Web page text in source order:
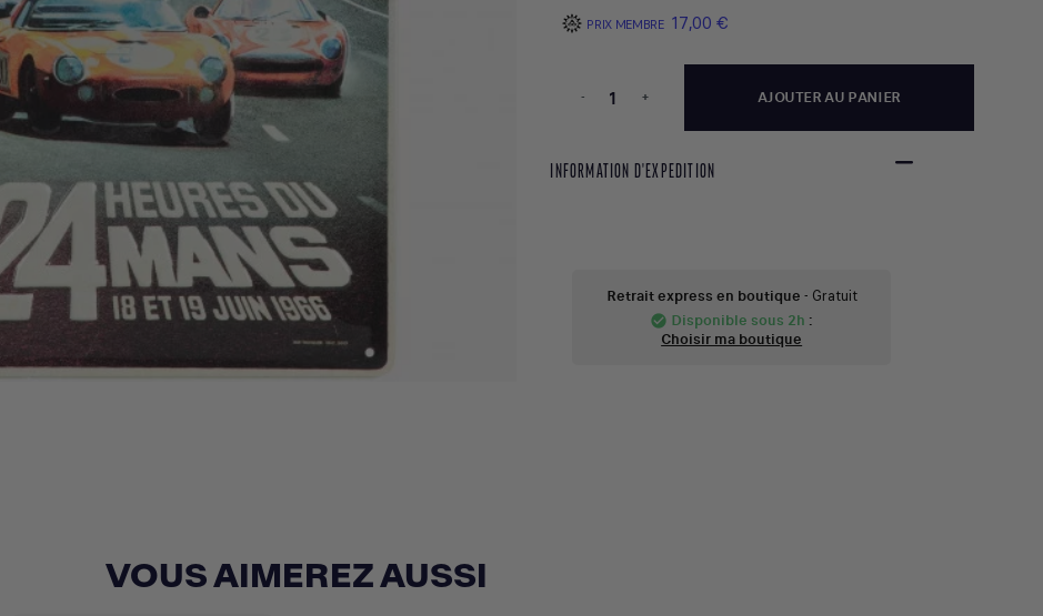
PRIX MEMBRE 17,00 €
- + AJOUTER AU PANIER
INFORMATION D'EXPEDITION
Retrait express en boutique - Gratuit
check_circle Disponible sous 2h :
Choisir ma boutique
VOUS AIMEREZ AUSSI